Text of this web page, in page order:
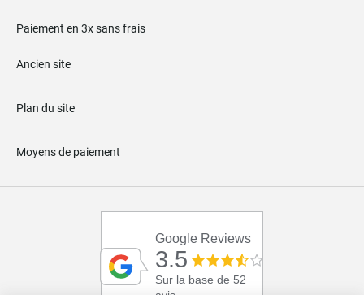
Paiement en 3x sans frais
Ancien site
Plan du site
Moyens de paiement
Google Reviews
3.5
Sur la base de 52